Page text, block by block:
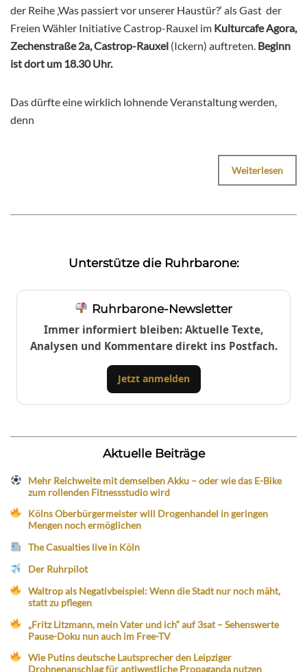
der Reihe ‚Was passiert vor unserer Haustür?‘ als Gast der
Freien Wähler Initiative Castrop-Rauxel im Kulturcafe Agora,
Zechenstraße 2a, Castrop-Rauxel (Ickern) auftreten. Beginn
ist dort um 18.30 Uhr.
Das dürfte eine wirklich lohnende Veranstaltung werden,
denn
Weiterlesen
Unterstütze die Ruhrbarone:
Ruhrbarone-Newsletter
Immer informiert bleiben: Aktuelle Texte,
Analysen und Kommentare direkt ins Postfach.
Jetzt anmelden
Aktuelle Beiträge
Mehr Reichweite mit demselben Akku – oder wie das E-Bike
zum rollenden Fitnessstudio wird
Kölns Oberbürgermeister will Drogenhandel in geringen
Mengen noch ermöglichen
The Casualties live in Köln
Der Ruhrpilot
Waltrop als Negativbeispiel: Wenn die Stadt nur noch mäht,
statt zu pflegen
„Fritz Litzmann, mein Vater und ich“ auf 3sat – Sehenswerte
Pause-Doku nun auch im Free-TV
Wie Putins deutsche Lautsprecher den Leipziger
Drohnenanschlag für antiwestliche Propaganda nutzen